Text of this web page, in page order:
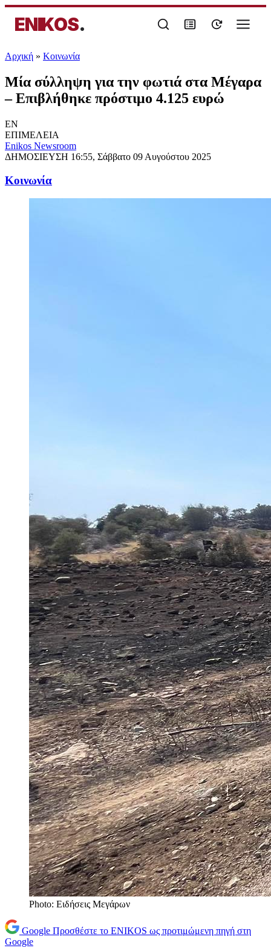
ENIKOS.
Αρχική » Κοινωνία
Μία σύλληψη για την φωτιά στα Μέγαρα
– Επιβλήθηκε πρόστιμο 4.125 ευρώ
EN
ΕΠΙΜΕΛΕΙΑ
Enikos Newsroom
ΔΗΜΟΣΙΕΥΣΗ 16:55, Σάββατο 09 Αυγούστου 2025
Κοινωνία
Photo: Ειδήσεις Μεγάρων
Google Προσθέστε το ENIKOS ως προτιμώμενη πηγή στη
Google